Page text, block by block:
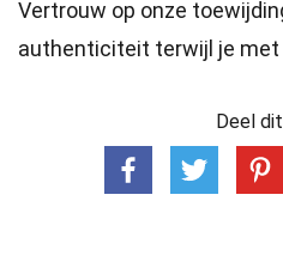
Vertrouw op onze
authenticiteit terwijl je met
Deel